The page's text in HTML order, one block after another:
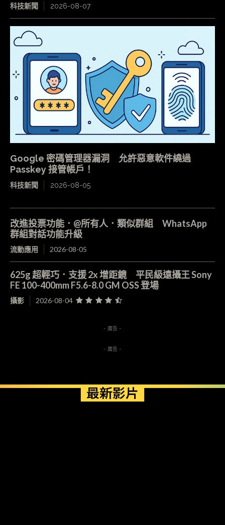
科技新聞 2026-08-07
Google 密碼管理器漏洞 允許惡意軟件繞過
Passkey 接管帳戶！
科技新聞 2026-08-05
改進投票功能．@所有人．類似群組 WhatsApp
群組對話功能升級
流動應用 2026-08-05
625g 超輕巧．支援 2x 增距鏡 平民級遠攝王 Sony
FE 100-400mm F5.6-8.0 GM OSS 登場
攝影 2026-08-04
- 廣告 -
- 廣告 -
最新影片